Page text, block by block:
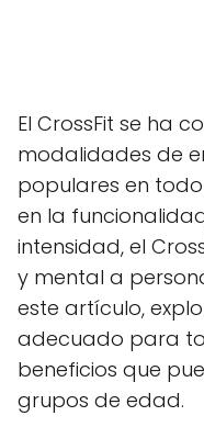
El CrossFit se ha
modalidades de
populares en
en la
intensidad, el
y mental a
este artículo,
adecuado para
beneficios que
grupos de edad.